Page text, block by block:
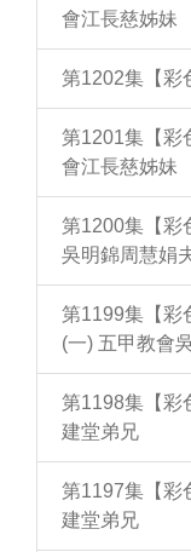
會江長慈姊妹
第1202集【彩
第1201集【彩
會江長慈姊妹
第1200集【彩
吳明錦周慧娟
第1199集【彩
(一) 五甲教會
第1198集【彩
建堂弟兄
第1197集【彩
建堂弟兄